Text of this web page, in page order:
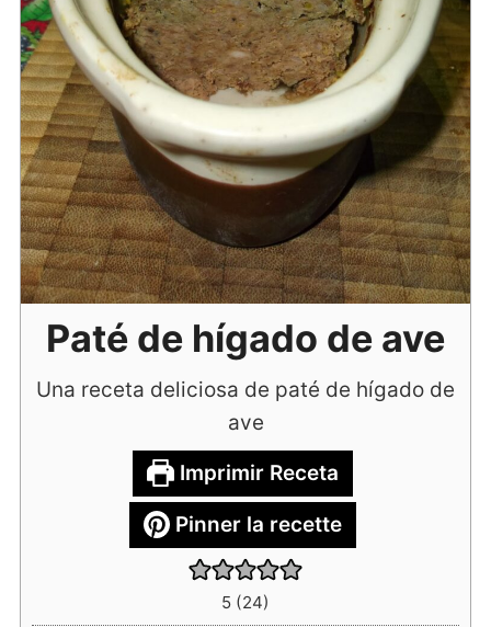
Paté de hígado de ave
Una receta deliciosa de paté de hígado de
ave
Imprimir Receta
Pinner la recette
5 (24)